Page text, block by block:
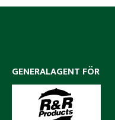
GENERALAGENT FÖR